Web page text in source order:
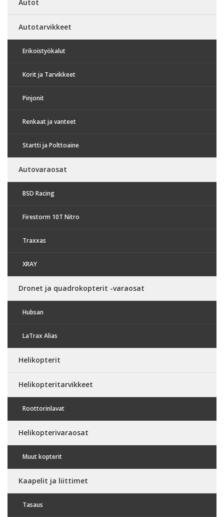
Autot
Autotarvikkeet
Erikoistyökalut
Korit ja Tarvikkeet
Pinjonit
Renkaat ja vanteet
Startti ja Polttoaine
Autovaraosat
BSD Racing
Firestorm 10T Nitro
Traxxas
XRAY
Dronet ja quadrokopterit -varaosat
Hubsan
LaTrax Alias
Helikopterit
Helikopteritarvikkeet
Roottorinlavat
Helikopterivaraosat
Muut kopterit
Kaapelit ja liittimet
Tasaus